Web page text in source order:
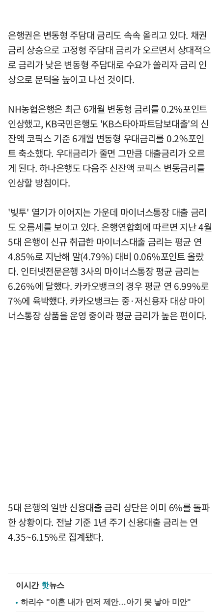
은행권은 변동형 주담대 금리도 속속 올리고 있다. 채권
금리 상승으로 고정형 주담대 금리가 오르면서 상대적으
로 금리가 낮은 변동형 주담대로 수요가 쏠리자 금리 인
상으로 문턱을 높이고 나선 것이다.
NH농협은행은 최근 6개월 변동형 금리를 0.2%포인트
인상했고, KB국민은행도 'KB스타아파트담보대출'의 신
잔액 코픽스 기준 6개월 변동형 우대금리를 0.2%포인
트 축소했다. 우대금리가 줄면 그만큼 대출금리가 오르
게 된다. 하나은행도 다음주 신잔액 코픽스 변동금리를
인상할 방침이다.
'빚투' 열기가 이어지는 가운데 마이너스통장 대출 금리
도 오름세를 보이고 있다. 은행연합회에 따르면 지난 4월
5대 은행이 신규 취급한 마이너스대출 금리는 평균 연
4.85%로 지난해 말(4.79%) 대비 0.06%포인트 올랐
다. 인터넷전문은행 3사의 마이너스통장 평균 금리는
6.26%에 달했다. 카카오뱅크의 경우 평균 연 6.99%로
7%에 육박했다. 카카오뱅크는 중·저신용자 대상 마이
너스통장 상품을 운영 중이라 평균 금리가 높은 편이다.
5대 은행의 일반 신용대출 금리 상단은 이미 6%를 돌파
한 상황이다. 전날 기준 1년 주기 신용대출 금리는 연
4.35~6.15%로 집계됐다.
이시간 핫뉴스
하리수 "이혼 내가 먼저 제안…아기 못 낳아 미안"